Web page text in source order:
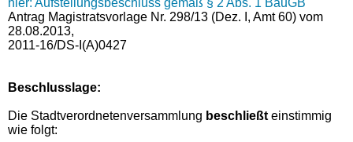
Antrag Magistratsvorlage Nr. 298/13 (Dez. I, Amt 60) vom
28.08.2013,
2011-16/DS-I(A)0427
Beschlusslage:
Die Stadtverordnetenversammlung beschließt einstimmig
wie folgt: